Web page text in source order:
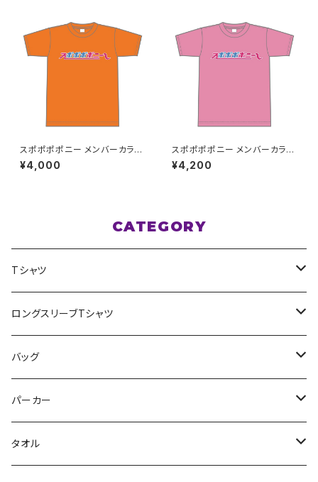
スポポポポニー メンバーカラー
シンプルデザイン ロゴTシャツ
オレンジ S〜XLサイズ
¥4,000
スポポポポニー メンバーカラー
シンプルデザイン ロゴTシャツ
ピンク XXL〜XXXLサイズ
¥4,200
CATEGORY
Tシャツ
スポポポポニー
花いろは
Milky✳︎Sphene
シークレットシャノワール
ロングスリーブTシャツ
HIGH HIGH BEAM
Milky✳︎Sphene
バッグ
サコッシュ
パーカー
スポポポポニー
タオル